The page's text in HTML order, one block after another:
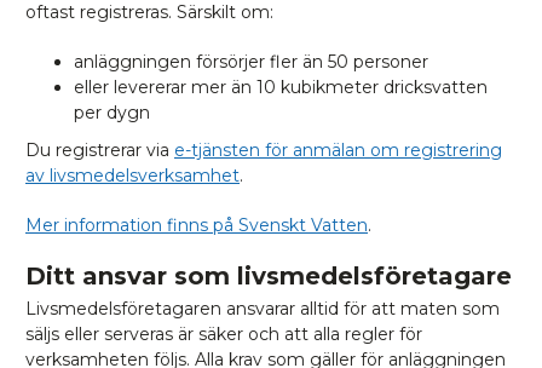
oftast registreras. Särskilt om:
anläggningen försörjer fler än 50 personer
eller levererar mer än 10 kubikmeter dricksvatten
per dygn
Du registrerar via e-tjänsten för anmälan om registrering
av livsmedelsverksamhet.
Mer information finns på Svenskt Vatten.
Ditt ansvar som livsmedelsföretagare
Livsmedelsföretagaren ansvarar alltid för att maten som
säljs eller serveras är säker och att alla regler för
verksamheten följs. Alla krav som gäller för anläggningen